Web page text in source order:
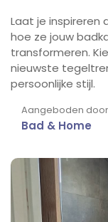
Laat je inspireren
hoe ze jouw
transformeren.
nieuwste
persoonlijke stijl.
Aangeboden door
Bad & Home